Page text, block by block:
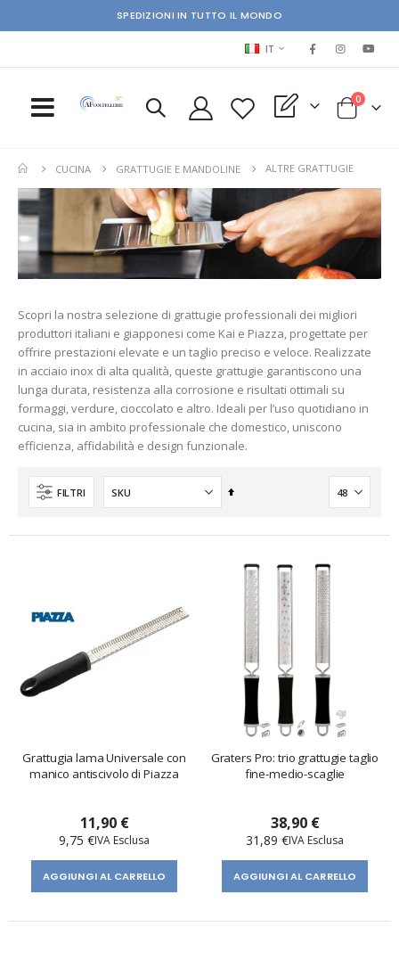
SPEDIZIONI IN TUTTO IL MONDO
LINGUA
IT
My Quote Cart
0elementi
CUCINA GRATTUGIE E MANDOLINE ALTRE GRATTUGIE
Scopri la nostra selezione di grattugie professionali dei migliori
produttori italiani e giapponesi come Kai e Piazza, progettate per
offrire prestazioni elevate e un taglio preciso e veloce. Realizzate
in acciaio inox di alta qualità, queste grattugie garantiscono una
lunga durata, resistenza alla corrosione e risultati ottimali su
formaggi, verdure, cioccolato e altro. Ideali per l’uso quotidiano in
cucina, sia in ambito professionale che domestico, uniscono
efficienza, affidabilità e design funzionale.
FILTRI
Imposta
Grattugia lama Universale con
manico antiscivolo di Piazza
11,90 €
9,75 €
AGGIUNGI AL CARRELLO
Graters Pro: trio grattugie taglio
fine-medio-scaglie
38,90 €
31,89 €
AGGIUNGI AL CARRELLO